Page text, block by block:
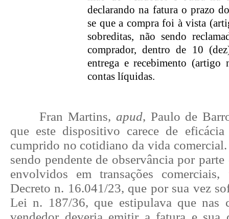
declarando na fatura o prazo
se que a compra foi à vista
sobreditas, não sendo
comprador, dentro de 10
entrega e recebimento (artigo
contas líquidas.
Fran Martins, apud, Paulo de
que este dispositivo carece de
cumprido no cotidiano da vida
sendo pendente de observância por parte
envolvidos em transações
Decreto n. 16.041/23, que por sua vez
Lei n. 187/36, que estipulava que nas